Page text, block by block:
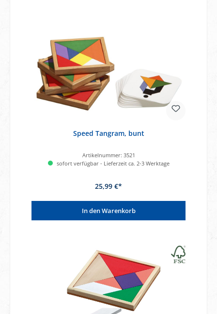
Speed Tangram, bunt
Artikelnummer: 3521
sofort verfügbar - Lieferzeit ca. 2-3 Werktage
25,99 €*
In den Warenkorb